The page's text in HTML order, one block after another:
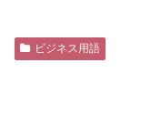
ビジネス用語